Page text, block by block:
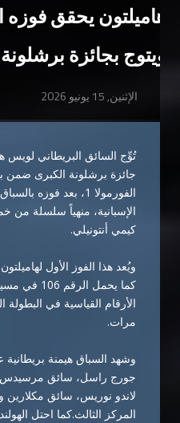
ويتوج بجائزة
الإثنين, 15 يونيو 2026
تُوِّج السائق البريطاني لويس
جائزة برشلونة الكبرى ضمن
الفورمولا 1، بعد فوزه
الإسبانية، منهياً سلسلة من
كيمي أنتونيلي.
كما يحمل
الأرقام القياسية في
مرات.
وشهد السباق هيمنة
جورج راسل، سائق مرسيدس،
لاندو نوريس، سائق
المركز الثالث.كما احتل